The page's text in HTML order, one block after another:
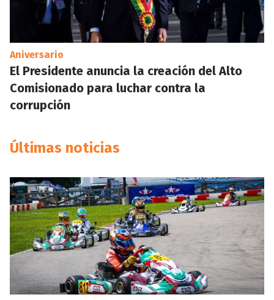
Aniversario
El Presidente anuncia la creación del Alto
Comisionado para luchar contra la
corrupción
Últimas noticias